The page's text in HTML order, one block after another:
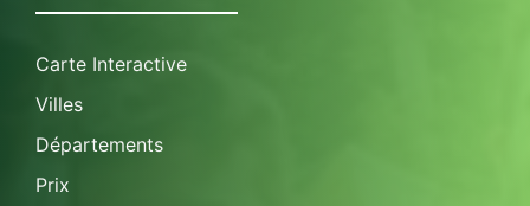
Carte Interactive
Villes
Départements
Prix